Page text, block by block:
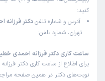
کنید:
آدرس و شماره تلفندکتر
تهران، شماره تلفن:
ساعت کاری دکتر فرزانه احمدی
برای اطلاع از ساعت کاری دکتر
نوبت‌های دکتر در همین صفحه